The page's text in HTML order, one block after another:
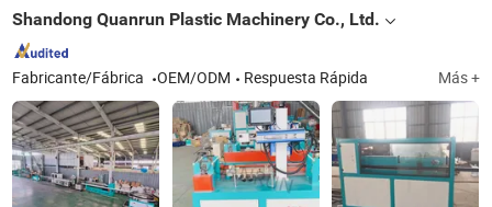
Shandong Quanrun Plastic Machinery Co., Ltd.
Fabricante/Fábrica OEM/ODM Respuesta Rápida Más +